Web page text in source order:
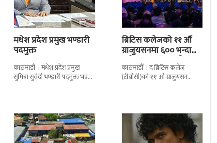
मधेश प्रदेश प्रमुख भण्डारी
पदमुक्त
काठमाडौं । मधेश प्रदेश प्रमुख
सुमित्रा सुवेदी भण्डारी पदमुक्त भएकी
ब्रिटिस कलेजको ११ औँ
ग्राजुयसनमा ६०० भन्दा
बढी ग्राजुयट सम्मानित
काठमाडौँ । द ब्रिटिस कलेज
(टीबीसी)को ११ औं ग्राजुयसन